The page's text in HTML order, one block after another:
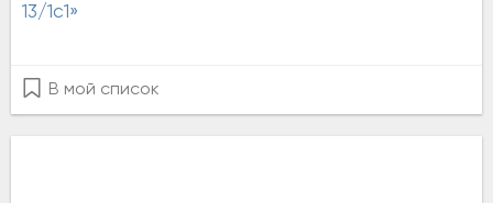
13/1с1»
В мой список